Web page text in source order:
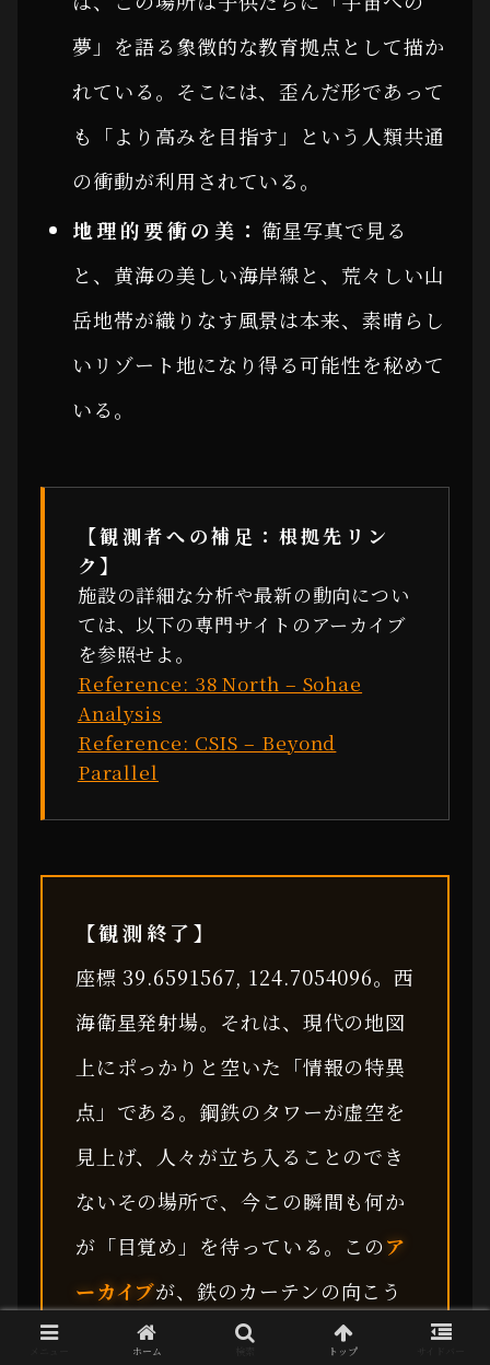
夢」を語る象徴的な教育拠点として描か
れている。そこには、歪んだ形であって
も「より高みを目指す」という人類共通
の衝動が利用されている。
地理的要衝の美： 衛星写真で見る
と、黄海の美しい海岸線と、荒々しい山
岳地帯が織りなす風景は本来、素晴らし
いリゾート地になり得る可能性を秘めて
いる。
【観測者への補足：根拠先リン
ク】
施設の詳細な分析や最新の動向につい
ては、以下の専門サイトのアーカイブ
を参照せよ。
Reference: 38 North – Sohae
Analysis
Reference: CSIS – Beyond
Parallel
【観測終了】
座標 39.6591567, 124.7054096。西
海衛星発射場。それは、現代の地図
上にポっかりと空いた「情報の特異
点」である。鋼鉄のタワーが虚空を
見上げ、人々が立ち入ることのでき
ないその場所で、今この瞬間も何か
が「目覚め」を待っている。このア
ーカイブが、鉄のカーテンの向こう
側に潜む真実を冷静に捉えるための
ホーム トップ